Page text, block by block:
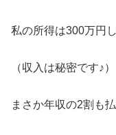
私の所得は300万円
（収入は秘密です♪）
まさか年収の2割も